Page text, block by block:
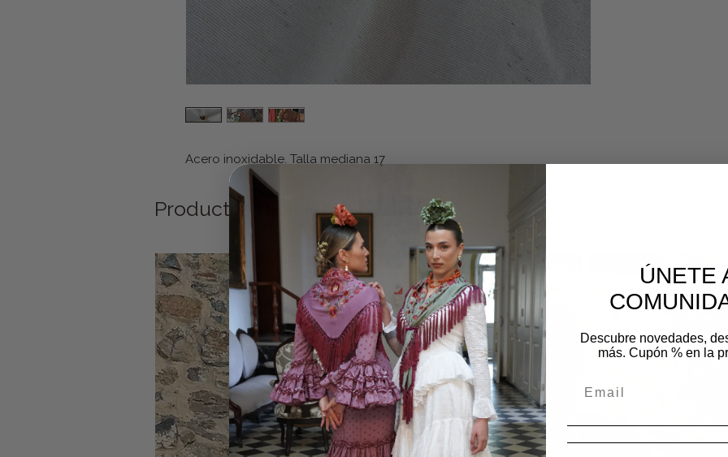
Acero inoxidable. Talla mediana 17
Productos relacionados
ÚNETE
Descubre novedades,
más. Cupón % en la